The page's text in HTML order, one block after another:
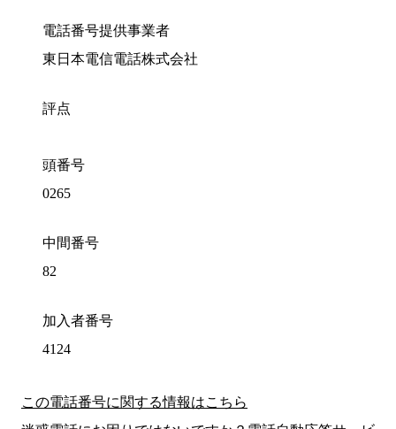
電話番号提供事業者
東日本電信電話株式会社
評点
頭番号
0265
中間番号
82
加入者番号
4124
この電話番号に関する情報はこちら